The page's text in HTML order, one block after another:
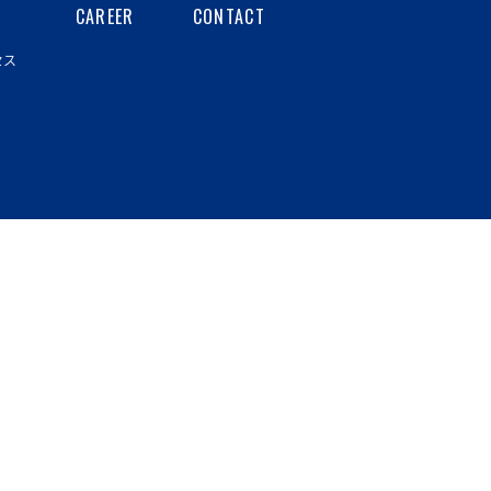
CAREER CONTACT